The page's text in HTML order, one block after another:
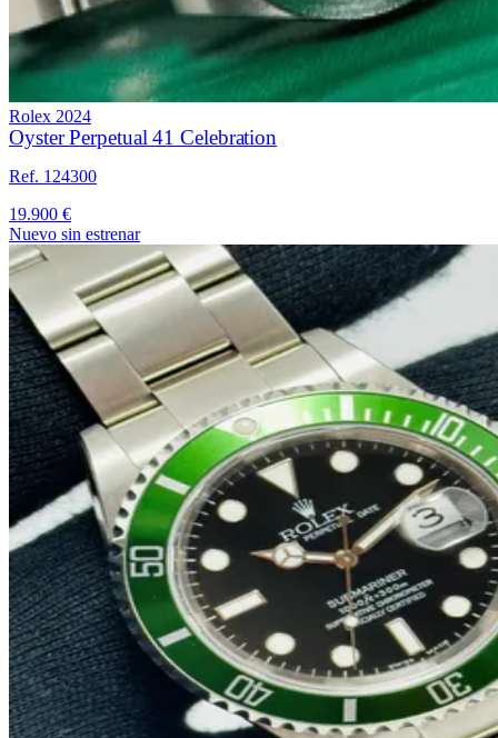
Rolex 2024
Oyster Perpetual 41 Celebration
Ref. 124300
19.900 €
Nuevo sin estrenar